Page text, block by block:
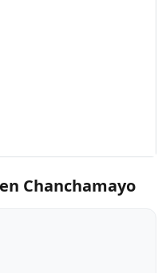
Chanchamayo